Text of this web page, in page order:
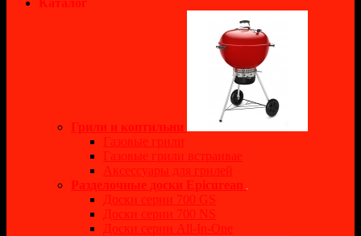
Грили и коптильни
Газовые грили
Газовые грили встраивае
Аксессуары для грилей
Разделочные доски Epicurean
Доски серии 700 GS
Доски серии 700 NS
Доски серии All-In-One